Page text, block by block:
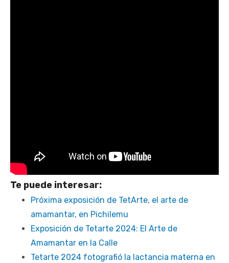
Te puede interesar:
Próxima exposición de TetArte, el arte de
amamantar, en Pichilemu
Exposición de Tetarte 2024: El Arte de
Amamantar en la Calle
Tetarte 2024 fotografió la lactancia materna en